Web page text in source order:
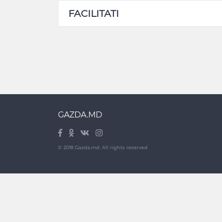
FACILITATI
GAZDA.MD
© 2018 Gazda.md. All rights reserved